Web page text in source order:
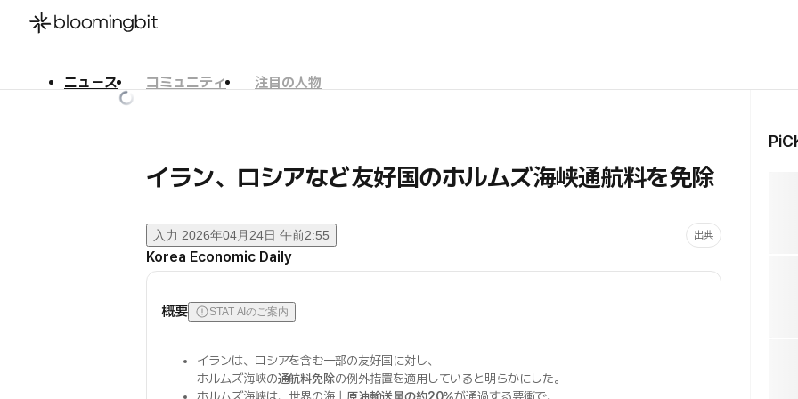
ニュース コミュニティ
注目の人物
イラン、ロシアなど友好国のホルムズ海峡通航料を免除
入力 2026年04月24日 午前2:55 出典
Korea Economic Daily
概要 STAT AIのご案内
イランは、ロシアを含む一部の友好国に対し、
ホルムズ海峡の通航料免除の例外措置を適用していると明らかにした。